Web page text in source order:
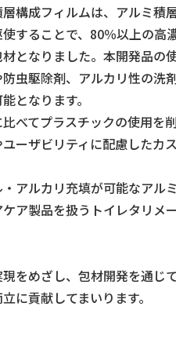
構成フィルムは、アルミ積
することで、80％以上の高
となりました。本開発品の
虫駆除剤、アルカリ性の洗
となります。
べてプラスチックの使用を
ーザビリティに配慮したカ
アルカリ充填が可能なアル
ア製品を扱うトイレタリメ
をめざし、包材開発を通じ
に貢献してまいります。